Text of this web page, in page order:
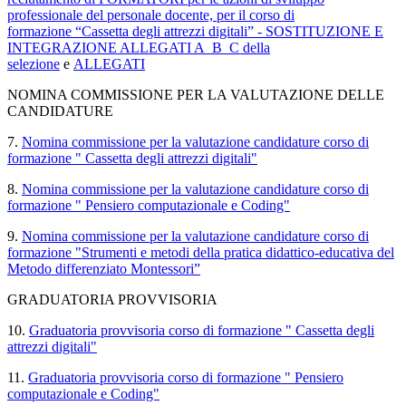
professionale del personale docente, per il corso di
formazione “Cassetta degli attrezzi digitali” - SOSTITUZIONE E
INTEGRAZIONE ALLEGATI A_B_C della
selezione e ALLEGATI
NOMINA COMMISSIONE PER LA VALUTAZIONE DELLE
CANDIDATURE
7. Nomina commissione per la valutazione candidature corso di
formazione " Cassetta degli attrezzi digitali"
8. Nomina commissione per la valutazione candidature corso di
formazione " Pensiero computazionale e Coding"
9. Nomina commissione per la valutazione candidature corso di
formazione "Strumenti e metodi della pratica didattico-educativa del
Metodo differenziato Montessori”
GRADUATORIA PROVVISORIA
10. Graduatoria provvisoria corso di formazione " Cassetta degli
attrezzi digitali"
11. Graduatoria provvisoria corso di formazione " Pensiero
computazionale e Coding"